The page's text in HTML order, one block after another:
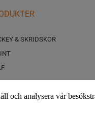
& SKRIDSKOR
och analysera vår